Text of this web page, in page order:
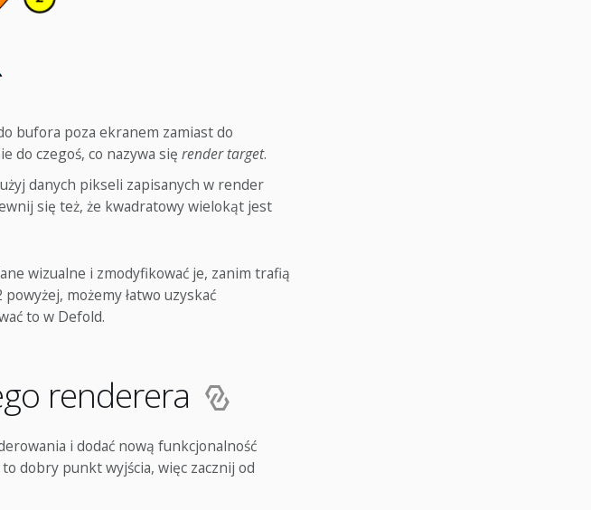
bufora poza ekranem zamiast do
do czegoś, co nazywa się render target.
danych pikseli zapisanych w render
się też, że kwadratowy wielokąt jest
wizualne i zmodyfikować je, zanim trafią
możemy łatwo uzyskać
to w Defold.
renderera
i dodać nową funkcjonalność
dobry punkt wyjścia, więc zacznij od